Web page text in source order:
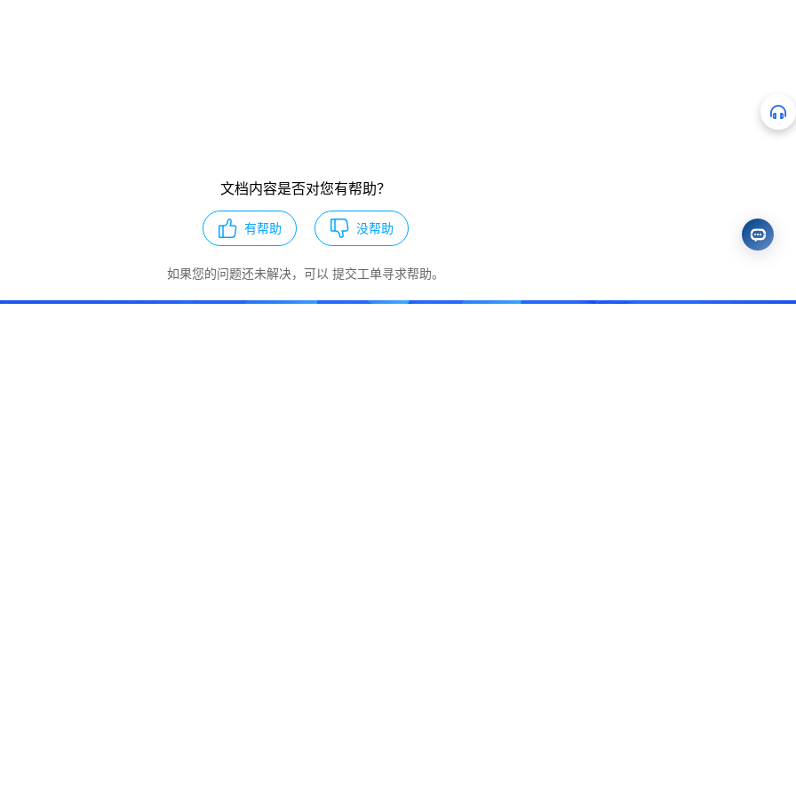
文档内容是否对您有帮助？
有帮助 没帮助
如果您的问题还未解决，可以 提交工单寻求帮助。